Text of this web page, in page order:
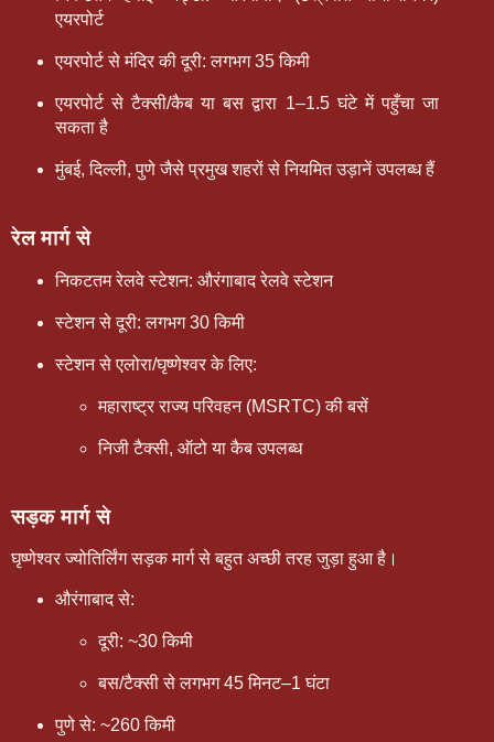
एयरपोर्ट
एयरपोर्ट से मंदिर की दूरी: लगभग35 किमी
एयरपोर्ट से टैक्सी/कैब या बस द्वारा 1–1.5 घंटे में पहुँचा जा
सकता है
मुंबई, दिल्ली, पुणे जैसे प्रमुख शहरों से नियमित उड़ानें उपलब्ध हैं
रेल मार्ग से
निकटतम रेलवे स्टेशन: औरंगाबाद रेलवे स्टेशन
स्टेशन से दूरी: लगभग30 किमी
स्टेशन से एलोरा/घृष्णेश्वर के लिए:
महाराष्ट्र राज्य परिवहन (MSRTC) की बसें
निजी टैक्सी, ऑटो या कैब उपलब्ध
सड़क मार्ग से
घृष्णेश्वर ज्योतिर्लिंग सड़क मार्ग से बहुत अच्छी तरह जुड़ा हुआ है।
औरंगाबाद से:
दूरी: ~30 किमी
बस/टैक्सी से लगभग 45 मिनट–1 घंटा
पुणे से: ~260 किमी